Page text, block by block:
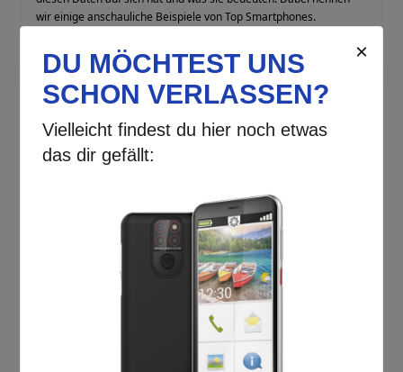
wir einige anschauliche Beispiele von Top Smartphones.
Mehr lesen »
Interessante Smartphone
Features